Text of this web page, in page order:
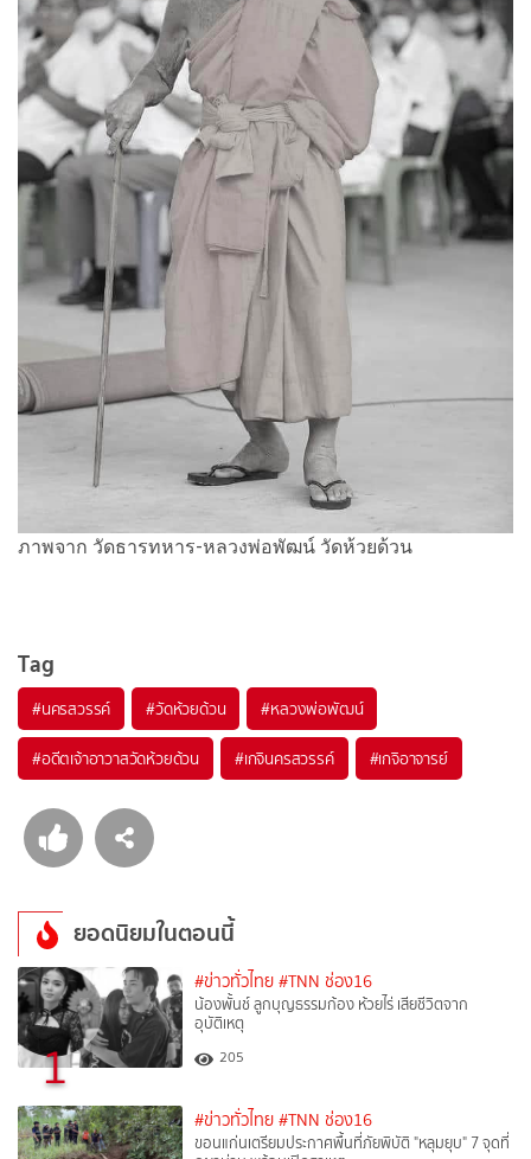
ภาพจาก วัดธารทหาร-หลวงพ่อพัฒน์ วัดห้วยด้วน
Tag
#นครสวรรค์ #วัดห้วยด้วน #หลวงพ่อพัฒน์
#อดีตเจ้าอาวาสวัดห้วยด้วน #เกจินครสวรรค์ #เกจิอาจารย์
ยอดนิยมในตอนนี้
1
#ข่าวทั่วไทย #TNN ช่อง16
น้องพั้นช์ ลูกบุญธรรมก้อง ห้วยไร่ เสียชีวิตจาก
อุบัติเหตุ
205
#ข่าวทั่วไทย #TNN ช่อง16
ขอนแก่นเตรียมประกาศพื้นที่ภัยพิบัติ "หลุมยุบ" 7 จุดที่